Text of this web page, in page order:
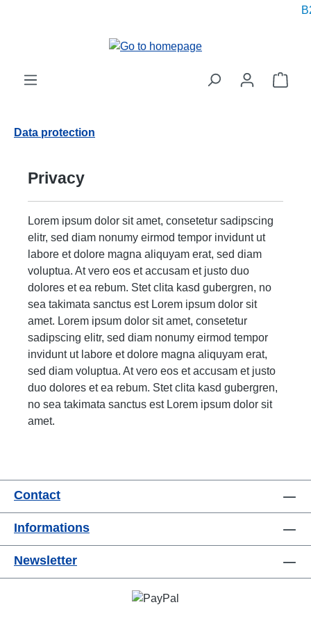
Data protection
Privacy
Lorem ipsum dolor sit amet, consetetur sadipscing
elitr, sed diam nonumy eirmod tempor invidunt ut
labore et dolore magna aliquyam erat, sed diam
voluptua. At vero eos et accusam et justo duo
dolores et ea rebum. Stet clita kasd gubergren, no
sea takimata sanctus est Lorem ipsum dolor sit
amet. Lorem ipsum dolor sit amet, consetetur
sadipscing elitr, sed diam nonumy eirmod tempor
invidunt ut labore et dolore magna aliquyam erat,
sed diam voluptua. At vero eos et accusam et justo
duo dolores et ea rebum. Stet clita kasd gubergren,
no sea takimata sanctus est Lorem ipsum dolor sit
amet.
Contact
Informations
Newsletter